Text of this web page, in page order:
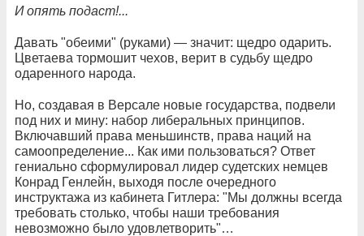
И опять подаст!...
Давать "обеими" (руками) — значит: щедро одарить.
Цветаева тормошит чехов, верит в судьбу щедро
одаренного народа.
Но, создавая в Версале новые государства, подвели
под них и мину: набор либеральных принципов.
Включавший права меньшинств, права наций на
самоопределение... Как ими пользоваться? Ответ
гениально сформулировал лидер судетских немцев
Конрад Генлейн, выходя после очередного
инструктажа из кабинета Гитлера: "Мы должны всегда
требовать столько, чтобы наши требования
невозможно было удовлетво​рить"…